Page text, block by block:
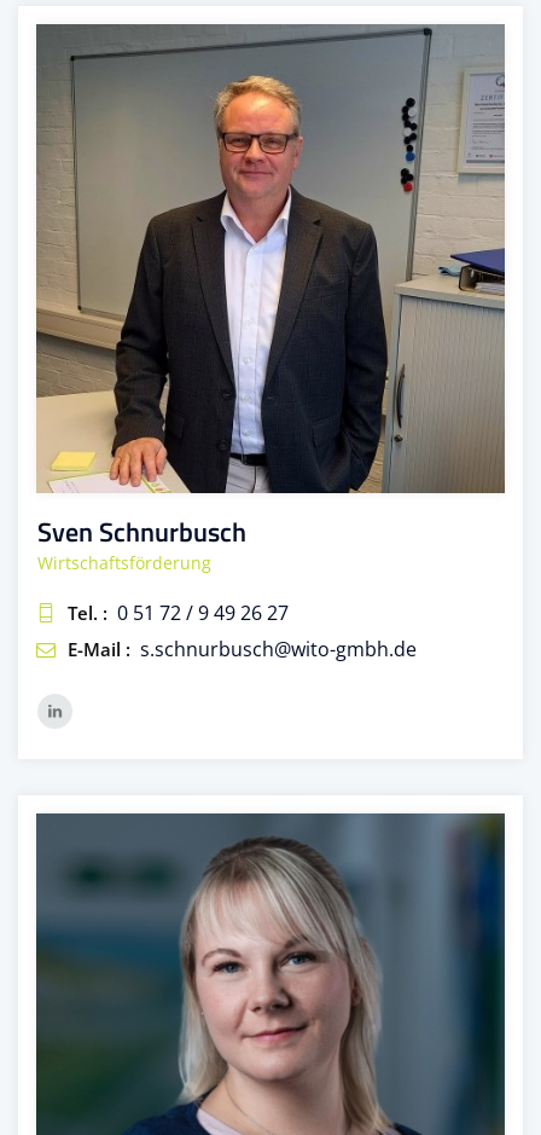
Sven Schnurbusch
Wirtschaftsförderung
Tel. : 0 51 72 / 9 49 26 27
E-Mail : s.schnurbusch@wito-gmbh.de